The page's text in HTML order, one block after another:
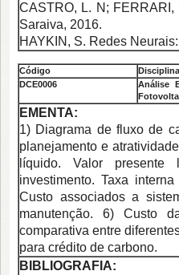
CASTRO, L. N;
Saraiva, 2016.
HAYKIN, S. Redes
Código
Disciplina
DCE0006
Análise
EMENTA:
1) Diagrama de fluxo de
planejamento e
líquido. Valor presente
investimento. Taxa
Custo associados a
manutenção. 6) Custo
comparativa entre
para crédito de carbono.
BIBLIOGRAFIA: